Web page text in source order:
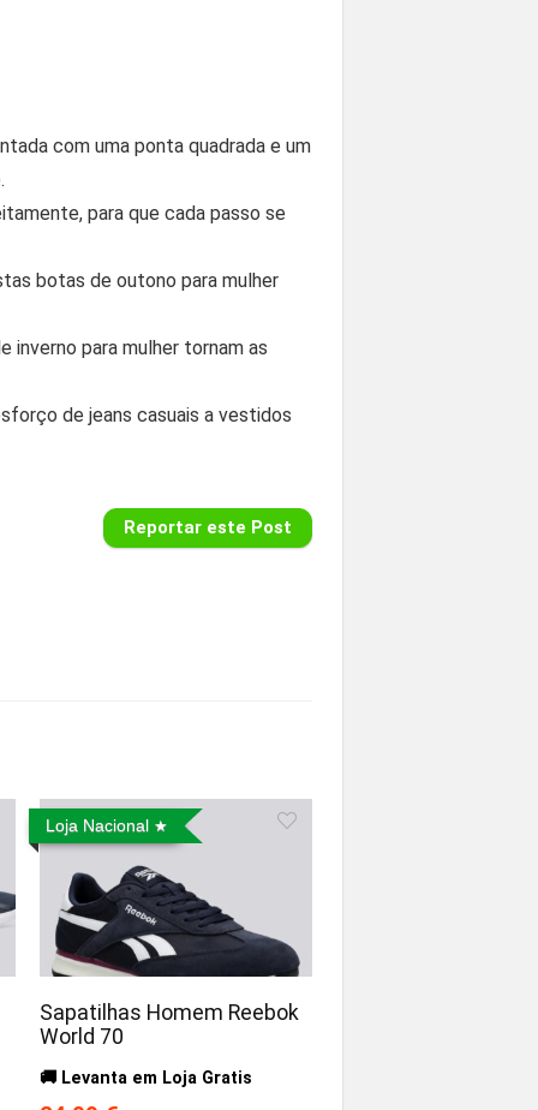
com uma ponta quadrada e um
para que cada passo se
botas de outono para mulher
para mulher tornam as
de jeans casuais a vestidos
Reportar este Post
Loja Nacional
Sapatilhas Homem Reebok
World 70
🚚 Levanta em Loja Gratis